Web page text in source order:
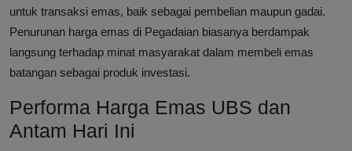
untuk transaksi emas, baik sebagai pembelian maupun gadai.
Penurunan harga emas di Pegadaian biasanya berdampak
langsung terhadap minat masyarakat dalam membeli emas
batangan sebagai produk investasi.
Performa Harga Emas UBS dan
Antam Hari Ini